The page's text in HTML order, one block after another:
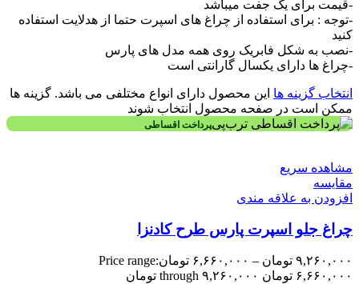
-قیمت برای یک جفت میباشد
-توجه : برای استفاده از چراغ های اسپرت حتما از هدلایت استفاده
کنید
-نصب به شکل فابریک روی همه مدل های پارس
-چراغ ها دارای یکسال گارانتی است
انتخاب گزینه ها این محصول دارای انواع مختلفی می باشد. گزینه ها
ممکن است در صفحه محصول انتخاب شوند
پرداخت اقساطی
مشاهده سریع
مقایسه
افزودن به علاقه مندی
چراغ جلو اسپرت پارس طرح کادنزا
۹,۲۶۰,۰۰۰ تومان – ۶,۶۶۰,۰۰۰ تومانPrice range:
۶,۶۶۰,۰۰۰ تومان through ۹,۲۶۰,۰۰۰ تومان